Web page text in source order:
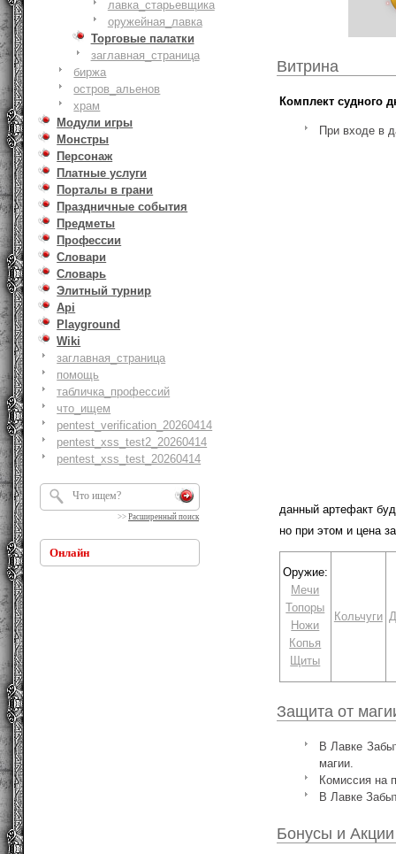
лавка_старьевщика
оружейная_лавка
Торговые палатки
заглавная_страница
биржа
остров_альенов
храм
Модули игры
Монстры
Персонаж
Платные услуги
Порталы в грани
Праздничные события
Предметы
Профессии
Словари
Словарь
Элитный турнир
Api
Playground
Wiki
заглавная_страница
помощь
табличка_профессий
что_ищем
pentest_verification_20260414
pentest_xss_test2_20260414
pentest_xss_test_20260414
>> Расширенный поиск
Онлайн
Витрина
Комплект судного
При входе в
данный артефакт
но при этом и цена
Оружие:
Мечи
Топоры
Ножи
Копья
Щиты
Кольчуги
Защита от
В Лавке
магии.
Комиссия на
В Лавке
Бонусы и Акции